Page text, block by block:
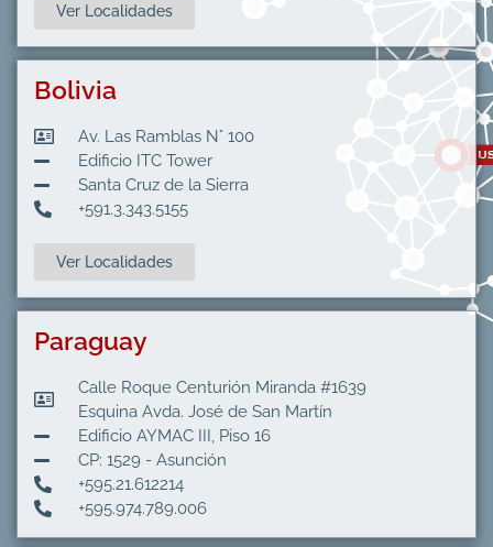
Ver Localidades
Bolivia
Av. Las Ramblas N° 100
Edificio ITC Tower
Santa Cruz de la Sierra
+591.3.343.5155
Ver Localidades
Paraguay
Calle Roque Centurión Miranda #1639
Esquina Avda. José de San Martín
Edificio AYMAC III, Piso 16
CP: 1529 - Asunción
+595.21.612214
+595.974.789.006